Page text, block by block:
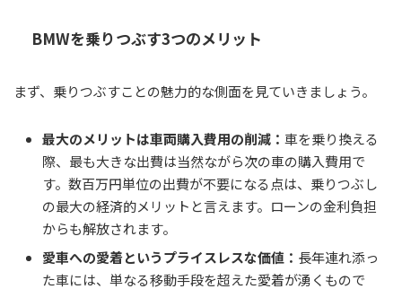
BMWを乗りつぶす3つのメリット
まず、乗りつぶすことの魅力的な側面を見ていきましょう。
最大のメリットは車両購入費用の削減： 車を乗り換える
際、最も大きな出費は当然ながら次の車の購入費用で
す。数百万円単位の出費が不要になる点は、乗りつぶし
の最大の経済的メリットと言えます。ローンの金利負担
からも解放されます。
愛車への愛着というプライスレスな価値： 長年連れ添っ
た車には、単なる移動手段を超えた愛着が湧くもので